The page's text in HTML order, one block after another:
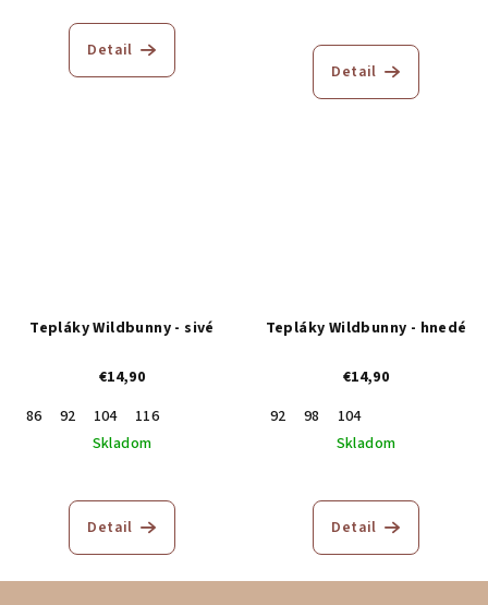
Detail
Detail
Tepláky Wildbunny - sivé
€14,90
86
92 104
116
Skladom
Detail
Tepláky Wildbunny - hnedé
€14,90
92
98
104
Skladom
Detail